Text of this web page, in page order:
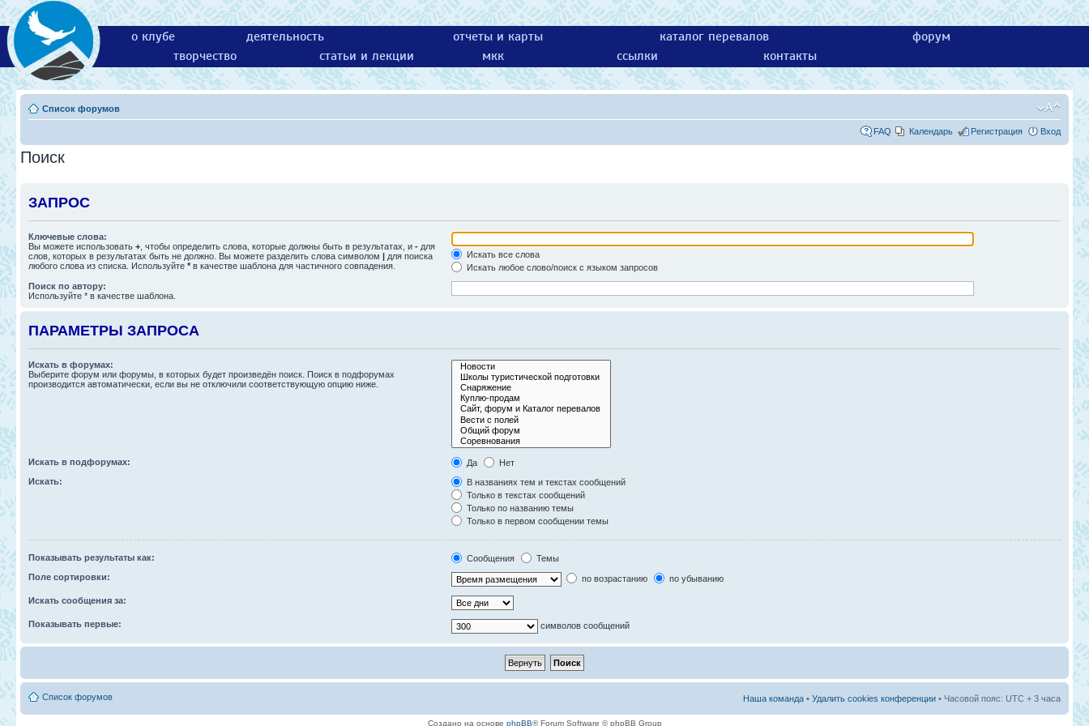
о клубе деятельность отчеты и карты каталог перевалов
форум
творчество
статьи и лекции мкк ссылки контакты
Список форумов
FAQ Календарь Регистрация Вход
Поиск
ЗАПРОС
Ключевые слова:
Вы можете использовать + , чтобы определить слова, которые должны быть в результатах, и - для
слов, которых в результатах быть не должно. Вы можете разделить слова символом | для поиска
любого слова из списка. Используйте * в качестве шаблона для частичного совпадения.
Искать все слова
Искать любое слово/поиск с языком запросов
Поиск по автору:
Используйте * в качестве шаблона.
ПАРАМЕТРЫ ЗАПРОСА
Искать в форумах:
Выберите форум или форумы, в которых будет произведён поиск. Поиск в подфорумах
производится автоматически, если вы не отключили соответствующую опцию ниже.
Искать в подфорумах: Да
Нет
Искать:
В названиях тем и текстах сообщений
Только в текстах сообщений
Только по названию темы
Только в первом сообщении темы
Показывать результаты как: Сообщения
Темы
Поле сортировки:
по возрастанию по убыванию
Искать сообщения за:
Показывать первые: символов сообщений
Список форумов Наша команда • Удалить cookies конференции • Часовой пояс: UTC + 3 часа
Создано на основе phpBB® Forum Software © phpBB Group